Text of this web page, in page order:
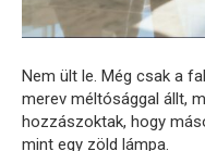
Nem ült le. Még csak a
merev méltósággal állt,
hozzászoktak, hogy
mint egy zöld lámpa.